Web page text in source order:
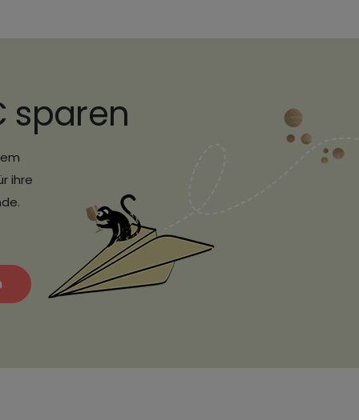
sparen
ihre